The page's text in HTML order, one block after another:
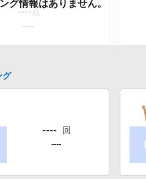
----点
----
グ
---- 回
----